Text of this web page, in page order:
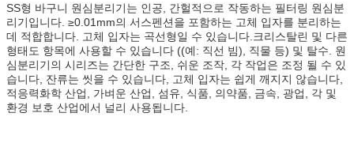
SS형 바구니 원심분리기는 인공, 간헐적으로 작동하는 필터링 원심분
리기입니다. ≥0.01mm의 서스펜션을 포함하는 고체 입자를 분리하는
데 적합합니다. 고체 입자는 곡선형일 수 있습니다.크리스탈린 및 다른
형태도 항목에 사용할 수 있습니다 ((예: 직선 빔), 직물 등) 및 탈수. 원
심분리기의 시리즈는 간단한 구조, 쉬운 조작, 각 작업은 조정 될 수 있
습니다, 잔류는 씻을 수 있습니다, 고체 입자는 쉽게 깨지지 않습니다,
적응력화학 산업, 가벼운 산업, 섬유, 식품, 의약품, 금속, 광업, 각 및
환경 보호 산업에서 널리 사용됩니다.